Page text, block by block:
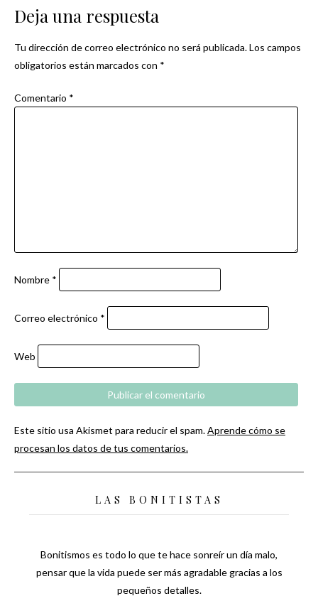
de
entradas
Deja una respuesta
Tu dirección de correo electrónico no será publicada.Los campos
obligatorios están marcados con *
Comentario *
Nombre *
Correo electrónico *
Web
Este sitio usa Akismet para reducir el spam.Aprende cómo se
procesan los datos de tus comentarios.
LAS BONITISTAS
Bonitismos es todo lo que te hace sonreír un día malo,
pensar que la vida puede ser más agradable gracias a los
pequeños detalles.